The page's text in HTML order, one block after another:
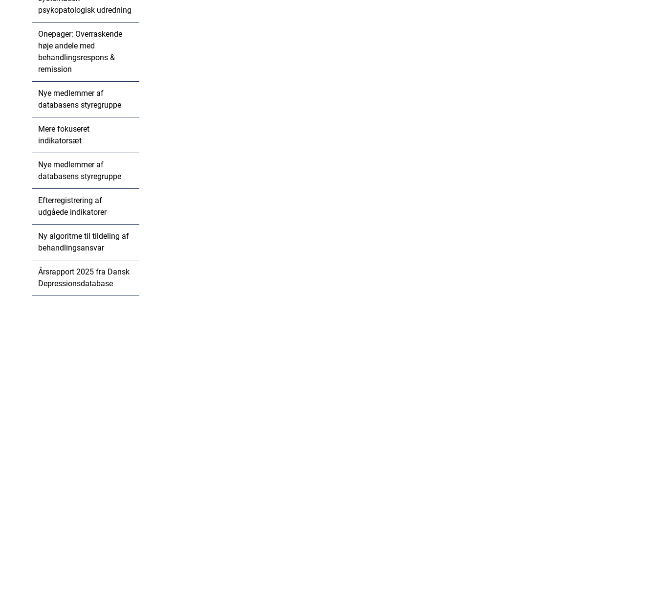
psykopatologisk udredning
Onepager: Overraskende
høje andele med
behandlingsrespons &
remission
Nye medlemmer af
databasens styregruppe
Mere fokuseret
indikatorsæt
Nye medlemmer af
databasens styregruppe
Efterregistrering af
udgåede indikatorer
Ny algoritme til tildeling af
behandlingsansvar
Årsrapport 2025 fra Dansk
Depressionsdatabase